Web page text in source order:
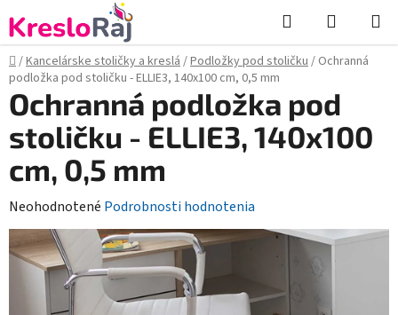
na
obsah
Hľadať
KOŠÍK
Domov
/Kancelárske stoličky a kreslá/Podložky pod stoličku/ Ochranná
podložka pod stoličku - ELLIE3, 140x100 cm, 0,5 mm
Ochranná podložka pod
stoličku - ELLIE3, 140x100
cm, 0,5 mm
Priemerné
hodnotenie
produktu
Neohodnotené Podrobnosti hodnotenia